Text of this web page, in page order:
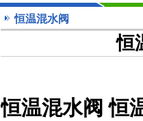
恒温混水阀
恒
恒温混水阀 恒